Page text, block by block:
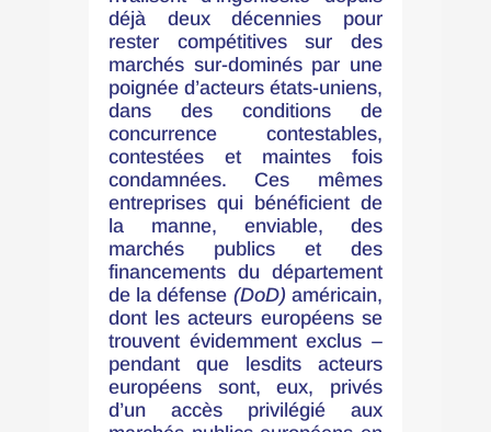
déjà deux décennies pour
rester compétitives sur des
marchés sur-dominés par une
poignée d’acteurs états-uniens,
dans des conditions de
concurrence contestables,
contestées et maintes fois
condamnées. Ces mêmes
entreprises qui bénéficient de
la manne, enviable, des
marchés publics et des
financements du département
de la défense (DoD) américain,
dont les acteurs européens se
trouvent évidemment exclus –
pendant que lesdits acteurs
européens sont, eux, privés
d’un accès privilégié aux